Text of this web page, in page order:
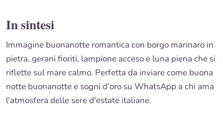
In sintesi
Immagine buonanotte romantica con borgo marinaro in
pietra, gerani fioriti, lampione acceso e luna piena che si
riflette sul mare calmo. Perfetta da inviare come buona
notte buonanotte e sogni d'oro su WhatsApp a chi ama
l'atmosfera delle sere d'estate italiane.